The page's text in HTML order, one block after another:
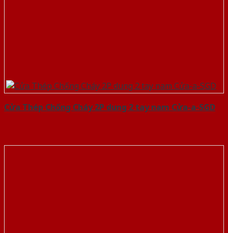
Cửa Thép Chống Cháy 2P dung 2 tay nam Cửa-a-SGD